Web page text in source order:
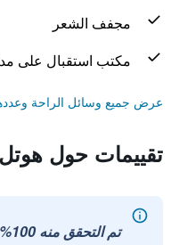
مجفف الشعر
مكتب استقبال على مدار 24
عرض جميع وسائل الراحة وعددها
تقييمات حول هوتل إف1
تم التحقق منه 100%